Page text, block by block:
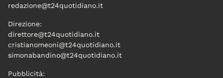
redazione@t24quotidiano.it
Direzione:
direttore@t24quotidiano.it
cristianomeoni@t24quotidiano.it
simonabandino@t24quotidiano.it
Pubblicità: